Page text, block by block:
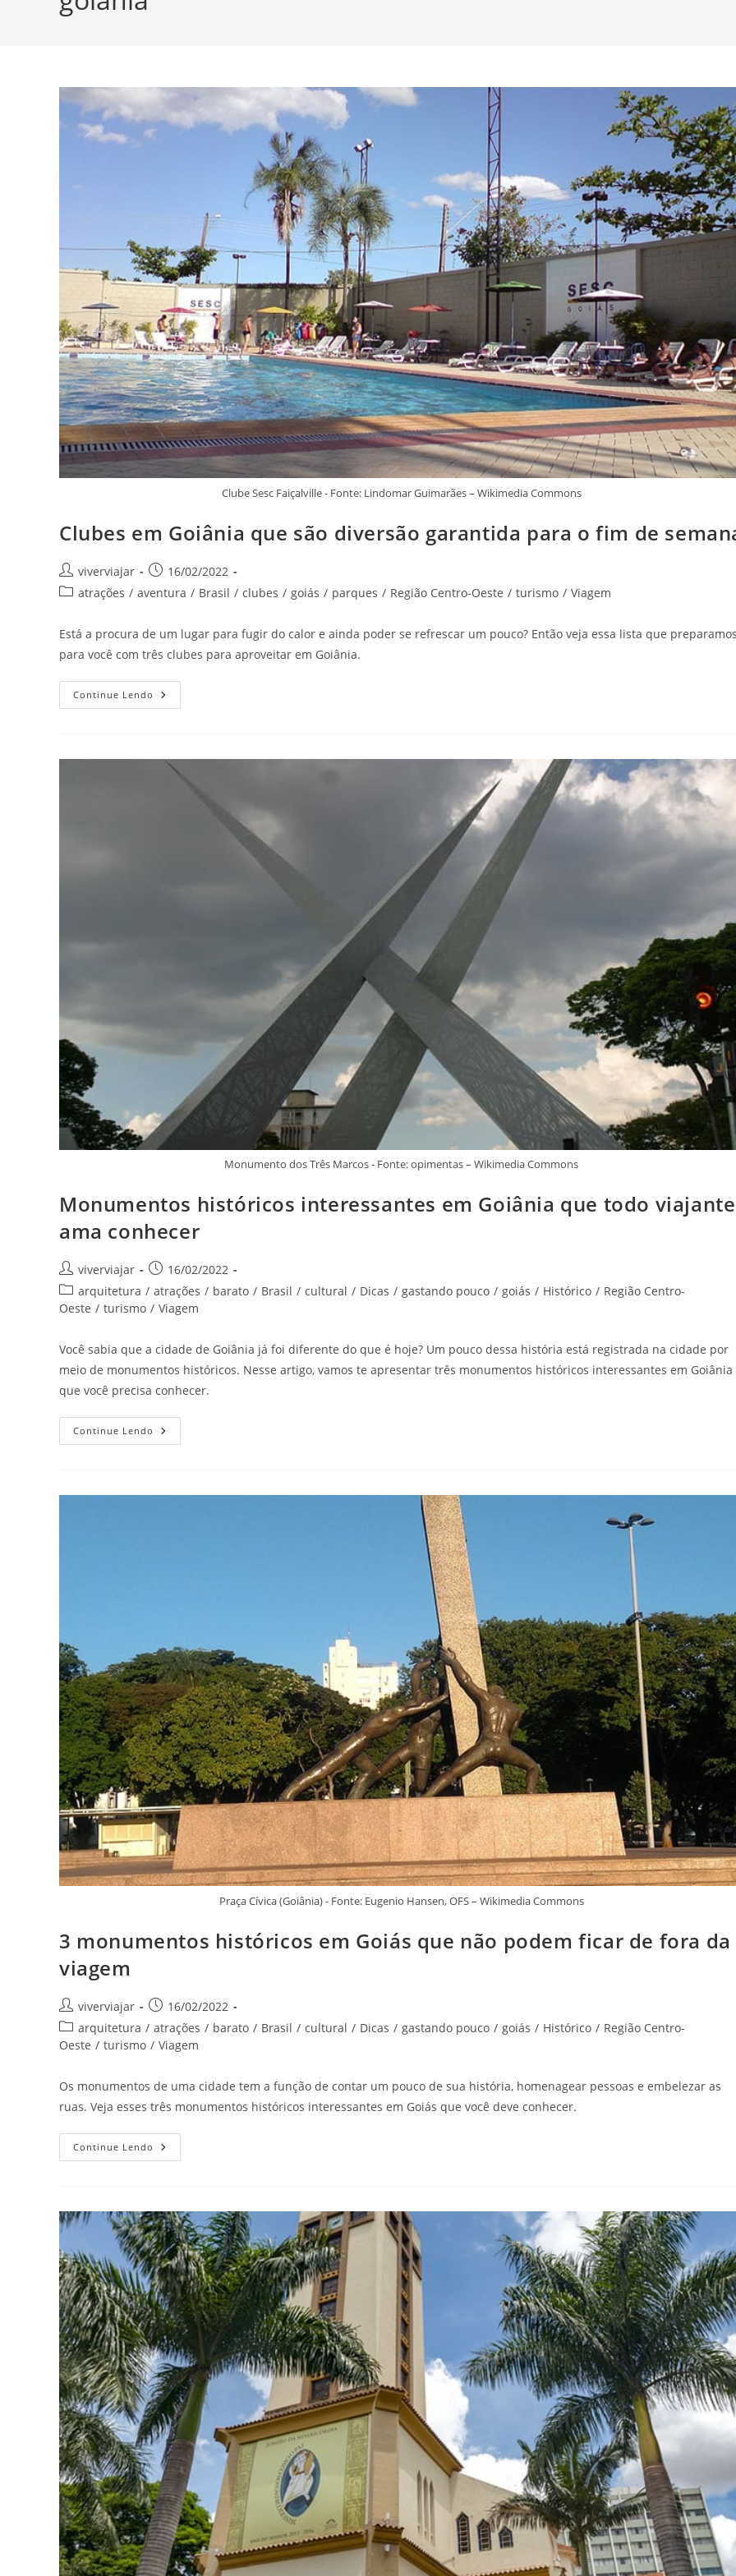
Clube Sesc Faiçalville - Fonte: Lindomar Guimarães – Wikimedia Commons
Clubes em Goiânia que são diversão garantida para o fim de
Autor
do
viverviajar
Post
publicado:
16/02/2022
Categoria
post:
atrações / aventura / Brasil / clubes / goiás / parques / Região Centro-Oeste / turismo / Viagem
Está a procura de um lugar para fugir do calor e ainda poder se refrescar um pouco? Então veja essa lista que
para você com três clubes para aproveitar em Goiânia.
Continue Lendo Clubes
Em
Garantida
Para
Monumento dos Três Marcos - Fonte: opimentas – Wikimedia Commons
Monumentos históricos interessantes em Goiânia que todo viajante
ama conhecer
Autor
do
post:
viverviajar
Post
publicado:
16/02/2022
Categoria
do
arquitetura / atrações / barato / Brasil / cultural / Dicas / gastando pouco / goiás / Histórico / Região Centro-
Oeste / turismo / Viagem
Você sabia que a cidade de Goiânia já foi diferente do que é hoje? Um pouco dessa história está registrada na cidade por
meio de monumentos históricos. Nesse artigo, vamos te apresentar três monumentos históricos interessantes em Goiânia
que você precisa conhecer.
Continue Lendo Monumentos
Históricos
Todo
Praça Cívica (Goiânia) - Fonte: Eugenio Hansen, OFS – Wikimedia Commons
3 monumentos históricos em Goiás que não podem ficar de fora da
viagem
Autor
do
post:
viverviajar
Post
publicado:
16/02/2022
Categoria
do
arquitetura / atrações / barato / Brasil / cultural / Dicas / gastando pouco / goiás / Histórico / Região Centro-
Oeste / turismo / Viagem
Os monumentos de uma cidade tem a função de contar um pouco de sua história, homenagear pessoas e embelezar as
ruas. Veja esses três monumentos históricos interessantes em Goiás que você deve conhecer.
Continue Lendo
Monumentos
Não
Podem
Ficar
De
Fora
Da
Viagem